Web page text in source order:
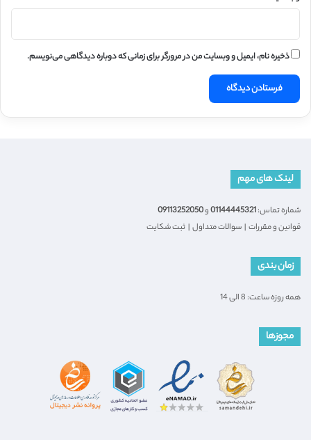
ذخیره نام، ایمیل و وبسایت من در مرورگر برای زمانی که دوباره دیدگاهی می‌نویسم.
لینک های مهم
شماره تماس:01144445321و09113252050
قوانین و مقررات | سوالات متداول | ثبت شکایت
زمان بندی
همه روزه ساعت: 8 الی 14
مجوزها